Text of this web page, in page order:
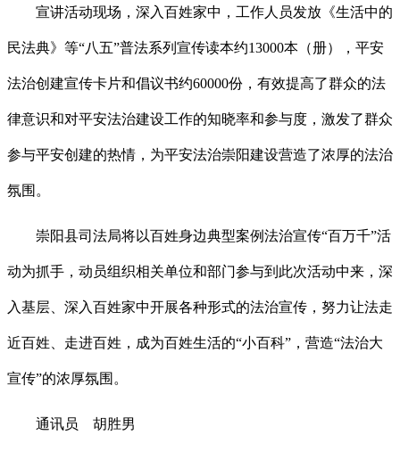
宣讲活动现场，深入百姓家中，工作人员发放《生活中的
民法典》等“八五”普法系列宣传读本约13000本（册），平安
法治创建宣传卡片和倡议书约60000份，有效提高了群众的法
律意识和对平安法治建设工作的知晓率和参与度，激发了群众
参与平安创建的热情，为平安法治崇阳建设营造了浓厚的法治
氛围。
崇阳县司法局将以百姓身边典型案例法治宣传“百万千”活
动为抓手，动员组织相关单位和部门参与到此次活动中来，深
入基层、深入百姓家中开展各种形式的法治宣传，努力让法走
近百姓、走进百姓，成为百姓生活的“小百科”，营造“法治大
宣传”的浓厚氛围。
通讯员 胡胜男